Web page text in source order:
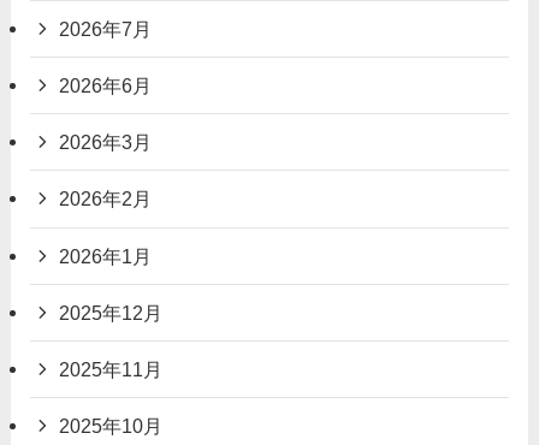
2026年7月
2026年6月
2026年3月
2026年2月
2026年1月
2025年12月
2025年11月
2025年10月